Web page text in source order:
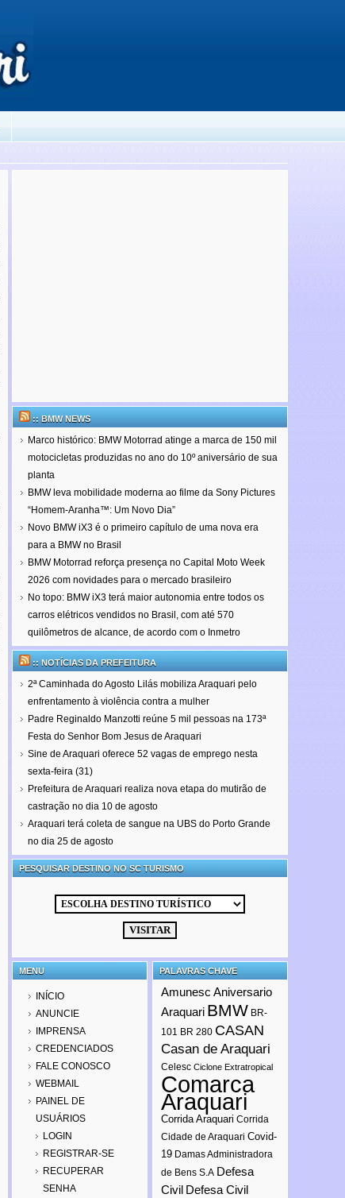
:: BMW NEWS
Marco histórico: BMW Motorrad atinge a marca de 150 mil
motocicletas produzidas no ano do 10º aniversário de sua
planta
BMW leva mobilidade moderna ao filme da Sony Pictures
“Homem-Aranha™: Um Novo Dia”
Novo BMW iX3 é o primeiro capítulo de uma nova era
para a BMW no Brasil
BMW Motorrad reforça presença no Capital Moto Week
2026 com novidades para o mercado brasileiro
No topo: BMW iX3 terá maior autonomia entre todos os
carros elétricos vendidos no Brasil, com até 570
quilômetros de alcance, de acordo com o Inmetro
:: NOTÍCIAS DA PREFEITURA
2ª Caminhada do Agosto Lilás mobiliza Araquari pelo
enfrentamento à violência contra a mulher
Padre Reginaldo Manzotti reúne 5 mil pessoas na 173ª
Festa do Senhor Bom Jesus de Araquari
Sine de Araquari oferece 52 vagas de emprego nesta
sexta-feira (31)
Prefeitura de Araquari realiza nova etapa do mutirão de
castração no dia 10 de agosto
Araquari terá coleta de sangue na UBS do Porto Grande
no dia 25 de agosto
PESQUISAR DESTINO NO SC TURISMO
MENU
INÍCIO
ANUNCIE
IMPRENSA
CREDENCIADOS
FALE CONOSCO
WEBMAIL
PAINEL DE
USUÁRIOS
LOGIN
REGISTRAR-SE
RECUPERAR
SENHA
PALAVRAS CHAVE
Amunesc Aniversario
Araquari BMW BR-
101 BR 280 CASAN
Casan de Araquari
Celesc Ciclone Extratropical
Comarca
Araquari
Corrida Araquari Corrida
Cidade de Araquari Covid-
19 Damas Administradora
de Bens S.A Defesa
Civil Defesa Civil